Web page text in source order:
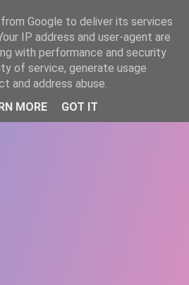
Google to deliver its services
IP address and user-agent are
with performance and security
of service, generate usage
and address abuse.
MORE
GOT IT